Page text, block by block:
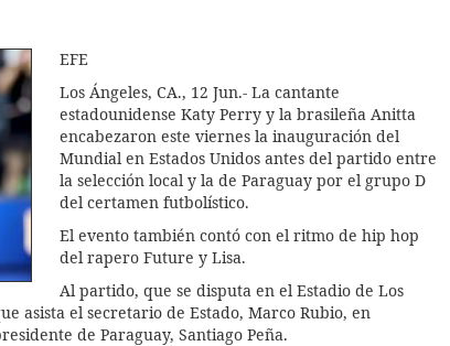
EFE
Los Ángeles, CA., 12 Jun.- La cantante
estadounidense Katy Perry y la brasileña Anitta
encabezaron este viernes la inauguración del
Mundial en Estados Unidos antes del partido entre
la selección local y la de Paraguay por el grupo D
del certamen futbolístico.
El evento también contó con el ritmo de hip hop
del rapero Future y Lisa.
Al partido, que se disputa en el Estadio de Los
asista el secretario de Estado, Marco Rubio, en
de Paraguay, Santiago Peña.